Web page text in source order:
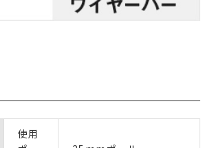
使用